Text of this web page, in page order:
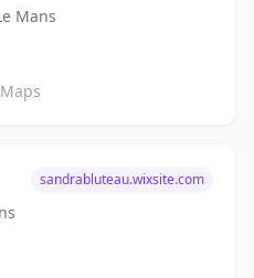
Mans
sandrabluteau.wixsite.com